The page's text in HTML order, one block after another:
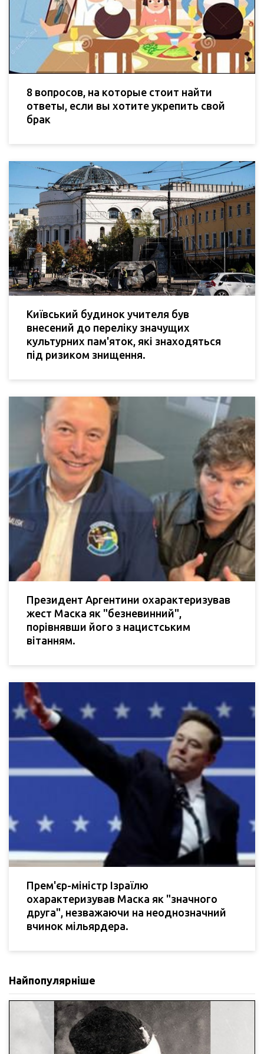
8 вопросов, на которые стоит найти
ответы, если вы хотите укрепить свой
брак
Київський будинок учителя був
внесений до переліку значущих
культурних пам'яток, які знаходяться
під ризиком знищення.
Президент Аргентини охарактеризував
жест Маска як "безневинний",
порівнявши його з нацистським
вітанням.
Прем'єр-міністр Ізраїлю
охарактеризував Маска як "значного
друга", незважаючи на неоднозначний
вчинок мільярдера.
Найпопулярніше